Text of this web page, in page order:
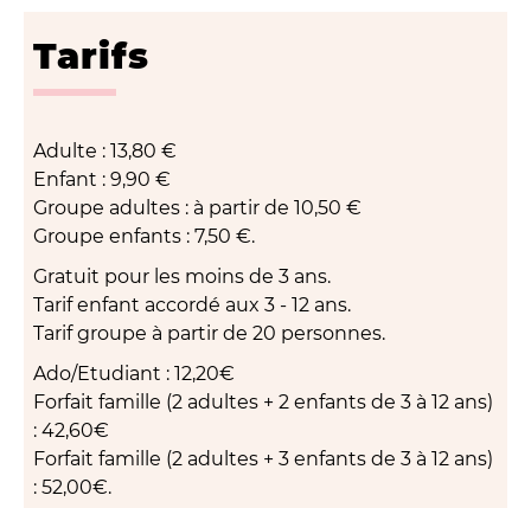
Tarifs
Adulte : 13,80 €
Enfant : 9,90 €
Groupe adultes : à partir de 10,50 €
Groupe enfants : 7,50 €.
Gratuit pour les moins de 3 ans.
Tarif enfant accordé aux 3 - 12 ans.
Tarif groupe à partir de 20 personnes.
Ado/Etudiant : 12,20€
Forfait famille (2 adultes + 2 enfants de 3 à 12 ans)
: 42,60€
Forfait famille (2 adultes + 3 enfants de 3 à 12 ans)
: 52,00€.